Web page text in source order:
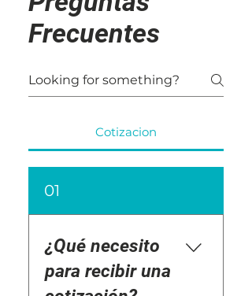
Frecuentes
Cotizacion
01
¿Qué necesito
para recibir una